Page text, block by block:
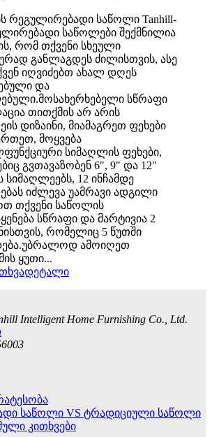
რეგულირებადი საწოლი Tanhill-
საწოლები შექმნილია
რომ თქვენი სხეული
განლაგდეს ძილისთვის, ასე
იღვიძებთ ახალ დღეს
და
სწრაფი
თითქმის არ არის
დიზაინი, მიამაგრეთ ფეხები
მოყვება
სიმაღლის ფეხები,
გვთავაზობენ 6″, 9″ და 12″
სიმაღლეებს, 12 ინჩამდე
იძლევა უამრავი ადგილი
თქვენი საწოლის
სწრაფი და მარტივია 2
რომელიც 5 წუთში
ამოიღეთ
ყუთი...
დეტალი
Intelligent Home Furnishing Co., Ltd.
საწოლი VS ტრადიციული საწოლი
კითხვები